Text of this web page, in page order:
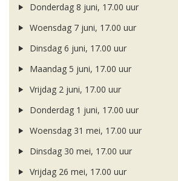
Donderdag 8 juni, 17.00 uur
Woensdag 7 juni, 17.00 uur
Dinsdag 6 juni, 17.00 uur
Maandag 5 juni, 17.00 uur
Vrijdag 2 juni, 17.00 uur
Donderdag 1 juni, 17.00 uur
Woensdag 31 mei, 17.00 uur
Dinsdag 30 mei, 17.00 uur
Vrijdag 26 mei, 17.00 uur